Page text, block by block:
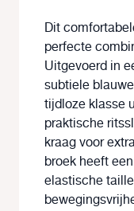
Dit
perfecte
Uitgevoerd in
subtiele
tijdloze klasse
praktische
kraag voor
broek heeft
elastische